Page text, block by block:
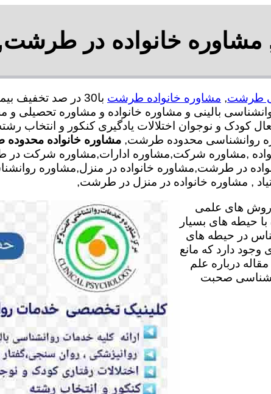
خانواده در
طرشت, مشاوره خانواده طرشت
بالینی و مشاوره خانواده و مشاوره تحصیلی و
کودک و نوجوان اختلالات یادگیری کنکور و انتخاب
روانشناسی محدوده طرشت, مشاوره خانواده
,مشاوره شرکت,مشاوره ادارات,مشاوره شرکت در
در طرشت,مشاوره خانواده در منزل,مشاوره
, مشاوره خانواده در منزل در طرشت,
روش های علمی
حیطه های بسیار
در حیطه های
دارد که مانع
درباره علم
صحبت